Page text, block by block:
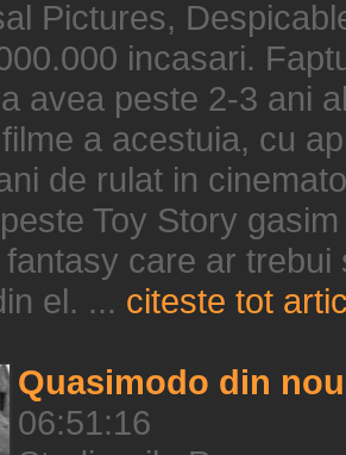
Pictures,
incasari.
avea peste 2-3 ani
a acestuia, cu
de rulat in
Toy Story
fantasy care ar
el. ... citeste tot
Quasimodo din
06:51:16